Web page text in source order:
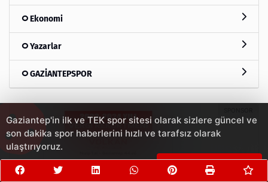
Ekonomi
Yazarlar
GAZİANTEPSPOR
Gaziantep'in ilk ve TEK spor sitesi olarak sizlere güncel ve
son dakika spor haberlerini hızlı ve tarafsız olarak
ulaştırıyoruz.
Çerezleri Kabul Et